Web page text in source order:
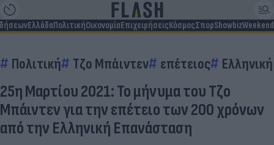
ΕλλάδαΠολιτικήΟικονομίαΕπιχειρήσειςΚόσμοςΣπορShowbizWeekend
Πολιτική Τζο Μπάιντεν επέτειος
25η Μαρτίου 2021: Το μήνυμα του Τζο
Μπάιντεν για την επέτειο των 200 χρόνων
από την Ελληνική Επανάσταση